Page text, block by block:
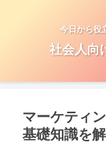
今日から役
社会人向
マーケティ
基礎知識を